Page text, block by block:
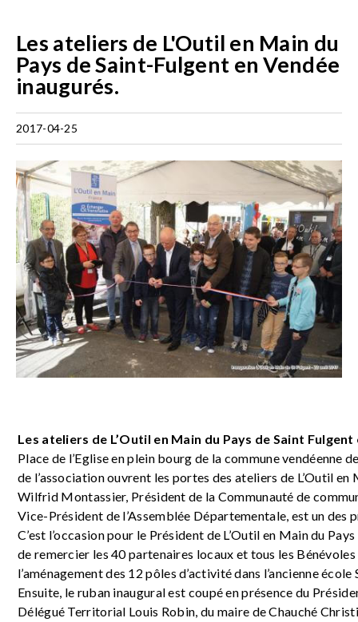
Les ateliers de L'Outil en Main du
Pays de Saint-Fulgent en Vendée
inaugurés.
2017-04-25
Les ateliers de L’Outil en Main du Pays de Saint
Place de l’Eglise en plein bourg de la commune vendéenne
de l’association ouvrent les portes des ateliers de L’Outil en
Wilfrid Montassier, Président de la Communauté de
Vice-Président de l’Assemblée Départementale, est un des
C’est l’occasion pour le Président de L’Outil en Main du
de remercier les 40 partenaires locaux et tous les
l’aménagement des 12 pôles d’activité dans l’ancienne
Ensuite, le ruban inaugural est coupé en présence du
Délégué Territorial Louis Robin, du maire de Chauché